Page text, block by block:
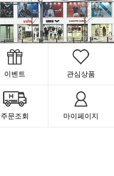
이벤트 관심상품
주문조회 마이페이지